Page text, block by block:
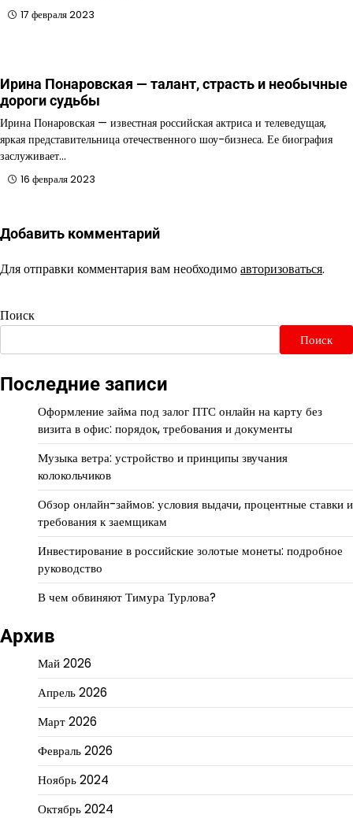
17 февраля 2023
Ирина Понаровская — талант, страсть и необычные
дороги судьбы
Ирина Понаровская — известная российская актриса и телеведущая,
яркая представительница отечественного шоу-бизнеса. Ее биография
заслуживает…
16 февраля 2023
Добавить комментарий
Для отправки комментария вам необходимоавторизоваться.
Поиск
Поиск
Последние записи
Оформление займа под залог ПТС онлайн на карту без
визита в офис: порядок, требования и документы
Музыка ветра: устройство и принципы звучания
колокольчиков
Обзор онлайн-займов: условия выдачи, процентные ставки и
требования к заемщикам
Инвестирование в российские золотые монеты: подробное
руководство
В чем обвиняют Тимура Турлова?
Архив
Май 2026
Апрель 2026
Март 2026
Февраль 2026
Ноябрь 2024
Октябрь 2024